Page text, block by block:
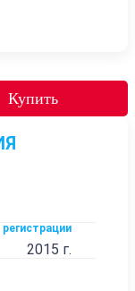
Купить
регистрации
2015 г.